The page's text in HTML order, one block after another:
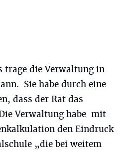
trage die Verwaltung in
Sie habe durch eine
dass der Rat das
Verwaltung habe mit
den Eindruck
„die bei weitem